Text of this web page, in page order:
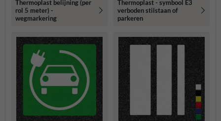
Thermoplast belijning (per
rol 5 meter) -
wegmarkering
Thermoplast - symbool E3
verboden stilstaan of
parkeren